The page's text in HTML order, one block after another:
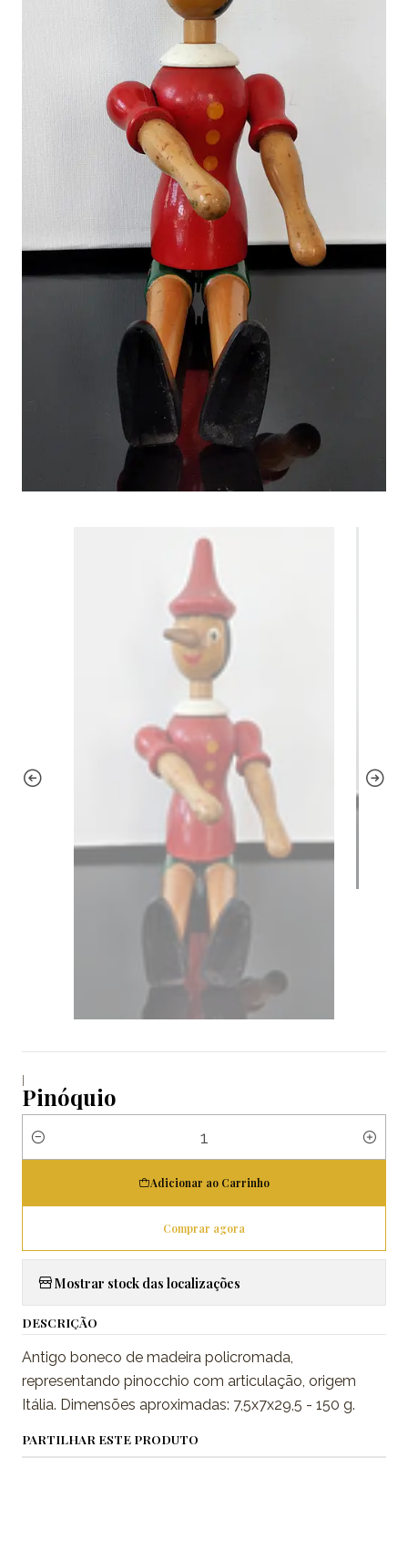
|
Pinóquio
Quantidade
Adicionar ao Carrinho
Comprar agora
Mostrar stock das localizações
DESCRIÇÃO
Antigo boneco de madeira policromada,
representando pinocchio com articulação, origem
Itália. Dimensões aproximadas: 7,5x7x29,5 - 150 g.
PARTILHAR ESTE PRODUTO